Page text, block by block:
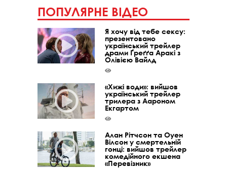
ПОПУЛЯРНЕ ВІДЕО
Я хочу від тебе сексу:
презентовано
український трейлер
драми Ґреґґа Аракі з
Олівією Вайлд
«Хижі води»: вийшов
український трейлер
трилера з Аароном
Екгартом
Алан Рітчсон та Оуен
Вілсон у смертельній
гонці: вийшов трейлер
комедійного екшена
«Перевізник»